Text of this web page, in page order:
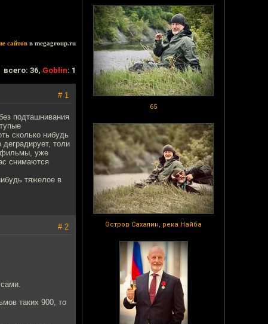
65
Остров Сахалин, река Найба
сайтов в megagroup.ru
всего: 36, Goblin: 1
# 1
подташнивания
сколько нибудь
толи
фильмы, уже
снимаются
тяжелое в
# 2
таких 900, то